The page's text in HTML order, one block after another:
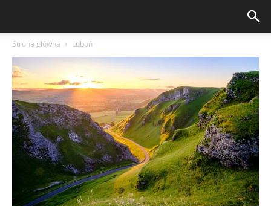
Strona główna Luboń